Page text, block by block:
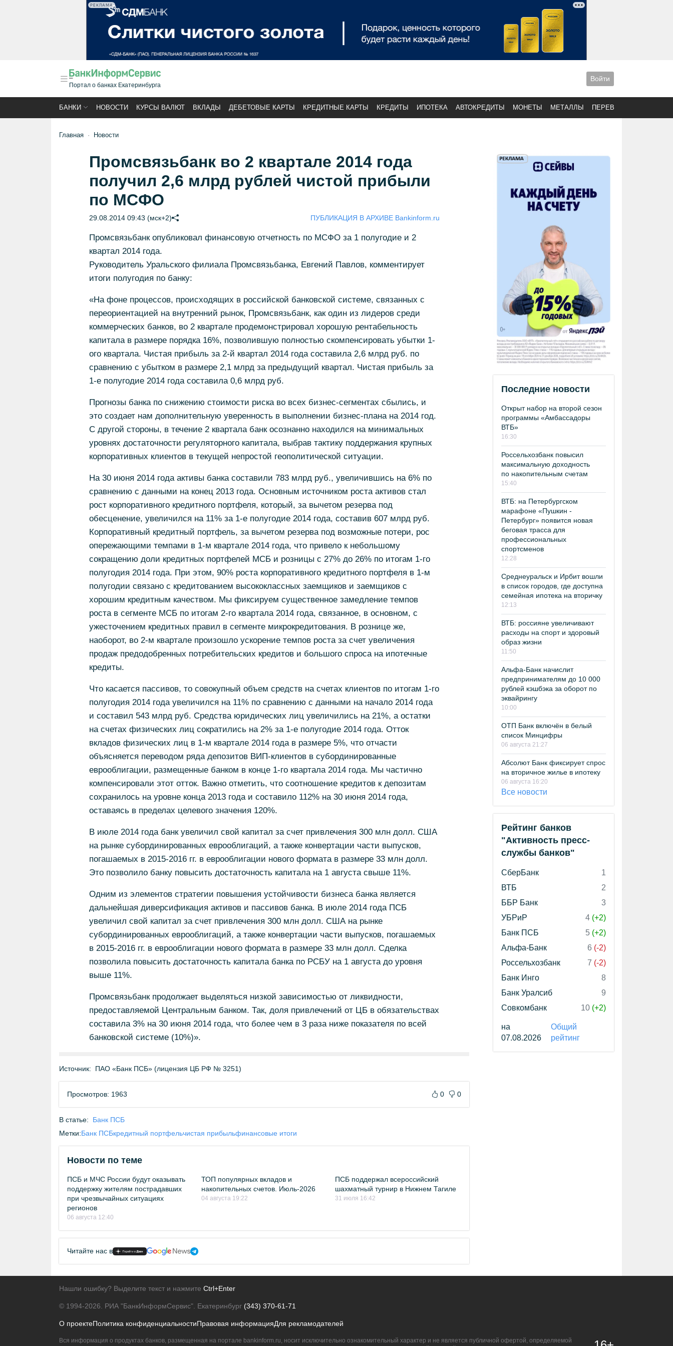
РЕКЛАМА
Портал о банках Екатеринбурга
Войти
БАНКИ НОВОСТИ КУРСЫ ВАЛЮТ ВКЛАДЫ ДЕБЕТОВЫЕ КАРТЫ КРЕДИТНЫЕ КАРТЫ КРЕДИТЫ ИПОТЕКА АВТОКРЕДИТЫ МОНЕТЫ МЕТАЛЛЫ ПЕРЕВОДЫ
Главная Новости
Промсвязьбанк во 2 квартале 2014 года
получил 2,6 млрд рублей чистой прибыли
по МСФО
29.08.2014 09:43 (мск+2) ПУБЛИКАЦИЯ В АРХИВЕ Bankinform.ru
Промсвязьбанк опубликовал финансовую отчетность по МСФО за 1 полугодие и 2
квартал 2014 года.
Руководитель Уральского филиала Промсвязьбанка, Евгений Павлов, комментирует
итоги полугодия по банку:
«На фоне процессов, происходящих в российской банковской системе, связанных с
переориентацией на внутренний рынок, Промсвязьбанк, как один из лидеров среди
коммерческих банков, во 2 квартале продемонстрировал хорошую рентабельность
капитала в размере порядка 16%, позволившую полностью скомпенсировать убытки 1-
ого квартала. Чистая прибыль за 2-й квартал 2014 года составила 2,6 млрд руб. по
сравнению с убытком в размере 2,1 млрд за предыдущий квартал. Чистая прибыль за
1-е полугодие 2014 года составила 0,6 млрд руб.
Прогнозы банка по снижению стоимости риска во всех бизнес-сегментах сбылись, и
это создает нам дополнительную уверенность в выполнении бизнес-плана на 2014 год.
С другой стороны, в течение 2 квартала банк осознанно находился на минимальных
уровнях достаточности регуляторного капитала, выбрав тактику поддержания крупных
корпоративных клиентов в текущей непростой геополитической ситуации.
На 30 июня 2014 года активы банка составили 783 млрд руб., увеличившись на 6% по
сравнению с данными на конец 2013 года. Основным источником роста активов стал
рост корпоративного кредитного портфеля, который, за вычетом резерва под
обесценение, увеличился на 11% за 1-е полугодие 2014 года, составив 607 млрд руб.
Корпоративный кредитный портфель, за вычетом резерва под возможные потери, рос
опережающими темпами в 1-м квартале 2014 года, что привело к небольшому
сокращению доли кредитных портфелей МСБ и розницы с 27% до 26% по итогам 1-го
полугодия 2014 года. При этом, 90% роста корпоративного кредитного портфеля в 1-м
полугодии связано с кредитованием высококлассных заемщиков и заемщиков с
хорошим кредитным качеством. Мы фиксируем существенное замедление темпов
роста в сегменте МСБ по итогам 2-го квартала 2014 года, связанное, в основном, с
ужесточением кредитных правил в сегменте микрокредитования. В рознице же,
наоборот, во 2-м квартале произошло ускорение темпов роста за счет увеличения
продаж предодобренных потребительских кредитов и большого спроса на ипотечные
кредиты.
Что касается пассивов, то совокупный объем средств на счетах клиентов по итогам 1-го
полугодия 2014 года увеличился на 11% по сравнению с данными на начало 2014 года
и составил 543 млрд руб. Средства юридических лиц увеличились на 21%, а остатки
на счетах физических лиц сократились на 2% за 1-е полугодие 2014 года. Отток
вкладов физических лиц в 1-м квартале 2014 года в размере 5%, что отчасти
объясняется переводом ряда депозитов ВИП-клиентов в субординированные
еврооблигации, размещенные банком в конце 1-го квартала 2014 года. Мы частично
компенсировали этот отток. Важно отметить, что соотношение кредитов к депозитам
сохранилось на уровне конца 2013 года и составило 112% на 30 июня 2014 года,
оставаясь в пределах целевого значения 120%.
В июле 2014 года банк увеличил свой капитал за счет привлечения 300 млн долл. США
на рынке субординированных еврооблигаций, а также конвертации части выпусков,
погашаемых в 2015-2016 гг. в еврооблигации нового формата в размере 33 млн долл.
Это позволило банку повысить достаточность капитала на 1 августа свыше 11%.
Одним из элементов стратегии повышения устойчивости бизнеса банка является
дальнейшая диверсификация активов и пассивов банка. В июле 2014 года ПСБ
увеличил свой капитал за счет привлечения 300 млн долл. США на рынке
субординированных еврооблигаций, а также конвертации части выпусков, погашаемых
в 2015-2016 гг. в еврооблигации нового формата в размере 33 млн долл. Сделка
позволила повысить достаточность капитала банка по РСБУ на 1 августа до уровня
выше 11%.
Промсвязьбанк продолжает выделяться низкой зависимостью от ликвидности,
предоставляемой Центральным банком. Так, доля привлечений от ЦБ в обязательствах
составила 3% на 30 июня 2014 года, что более чем в 3 раза ниже показателя по всей
банковской системе (10%)».
Источник: ПАО «Банк ПСБ» (лицензия ЦБ РФ № 3251)
Просмотров: 1963 0 0
В статье:
Банк ПСБ
Метки:Банк ПСБкредитный портфельчистая прибыльфинансовые итоги
Новости по теме
ПСБ и МЧС России будут оказывать
поддержку жителям пострадавших
при чрезвычайных ситуациях
регионов
06 августа 12:40
ТОП популярных вкладов и
накопительных счетов. Июль-2026
04 августа 19:22
ПСБ поддержал всероссийский
шахматный турнир в Нижнем Тагиле
31 июля 16:42
Читайте нас в
Последние новости
Открыт набор на второй сезон
программы «Амбассадоры
ВТБ»
16:30
Россельхозбанк повысил
максимальную доходность
по накопительным счетам
15:40
ВТБ: на Петербургском
марафоне «Пушкин -
Петербург» появится новая
беговая трасса для
профессиональных
спортсменов
12:28
Среднеуральск и Ирбит вошли
в список городов, где доступна
семейная ипотека на вторичку
12:13
ВТБ: россияне увеличивают
расходы на спорт и здоровый
образ жизни
11:50
Альфа-Банк начислит
предпринимателям до 10 000
рублей кэшбэка за оборот по
эквайрингу
10:00
ОТП Банк включён в белый
список Минцифры
06 августа 21:27
Абсолют Банк фиксирует спрос
на вторичное жилье в ипотеку
06 августа 16:20
Все новости
Рейтинг банков
"Активность пресс-
службы банков"
СберБанк
1
ВТБ
2
ББР Банк
3
УБРиР
4 (+2)
Банк ПСБ
5 (+2)
Альфа-Банк
6 (-2)
Россельхозбанк
7 (-2)
Банк Инго
8
Банк Уралсиб
9
Совкомбанк
10 (+2)
на
07.08.2026
Общий
рейтинг
Нашли ошибку? Выделите текст и нажмите Ctrl+Enter
© 1994-2026. РИА "БанкИнформСервис". Екатеринбург (343) 370-61-71
О проектеПолитика конфиденциальностиПравовая информацияДля рекламодателей
Вся информация о продуктах банков, размещенная на портале bankinform.ru, носит исключительно ознакомительный характер и не является публичной офертой, определяемой